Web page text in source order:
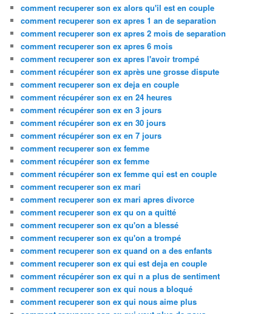
comment recuperer son ex alors qu'il est en couple
comment recuperer son ex apres 1 an de separation
comment recuperer son ex apres 2 mois de separation
comment recuperer son ex apres 6 mois
comment recuperer son ex apres l'avoir trompé
comment récupérer son ex après une grosse dispute
comment recuperer son ex deja en couple
comment récupérer son ex en 24 heures
comment récupérer son ex en 3 jours
comment récupérer son ex en 30 jours
comment récupérer son ex en 7 jours
comment recuperer son ex femme
comment récupérer son ex femme
comment récupérer son ex femme qui est en couple
comment recuperer son ex mari
comment recuperer son ex mari apres divorce
comment recuperer son ex qu on a quitté
comment recuperer son ex qu'on a blessé
comment recuperer son ex qu'on a trompé
comment recuperer son ex quand on a des enfants
comment recuperer son ex qui est deja en couple
comment récupérer son ex qui n a plus de sentiment
comment recuperer son ex qui nous a bloqué
comment recuperer son ex qui nous aime plus